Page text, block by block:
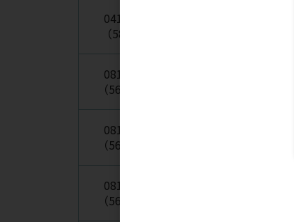
041-365
（5870）
081-048
（5620C）
081-049
（5623C）
081-050
（5648C）